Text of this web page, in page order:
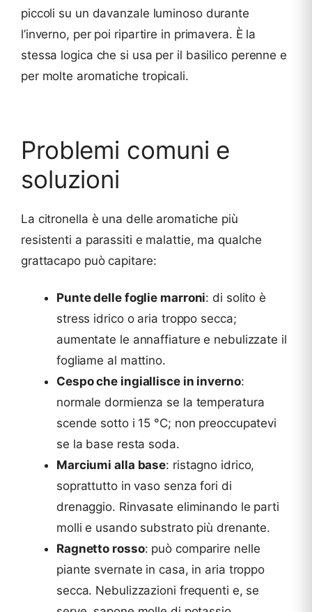
piccoli su un davanzale luminoso durante
l’inverno, per poi ripartire in primavera. È la
stessa logica che si usa per il basilico perenne e
per molte aromatiche tropicali.
Problemi comuni e
soluzioni
La citronella è una delle aromatiche più
resistenti a parassiti e malattie, ma qualche
grattacapo può capitare:
Punte delle foglie marroni: di solito è
stress idrico o aria troppo secca;
aumentate le annaffiature e nebulizzate il
fogliame al mattino.
Cespo che ingiallisce in inverno:
normale dormienza se la temperatura
scende sotto i 15 °C; non preoccupatevi
se la base resta soda.
Marciumi alla base: ristagno idrico,
soprattutto in vaso senza fori di
drenaggio. Rinvasate eliminando le parti
molli e usando substrato più drenante.
Ragnetto rosso: può comparire nelle
piante svernate in casa, in aria troppo
secca. Nebulizzazioni frequenti e, se